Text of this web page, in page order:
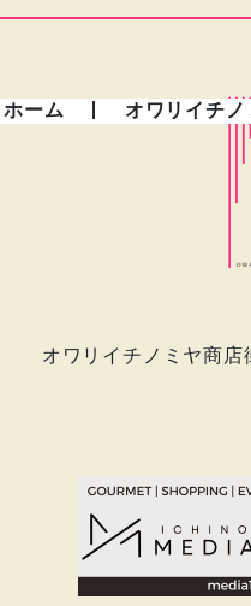
ホーム オワリイチ
オワリイチノミヤ商店